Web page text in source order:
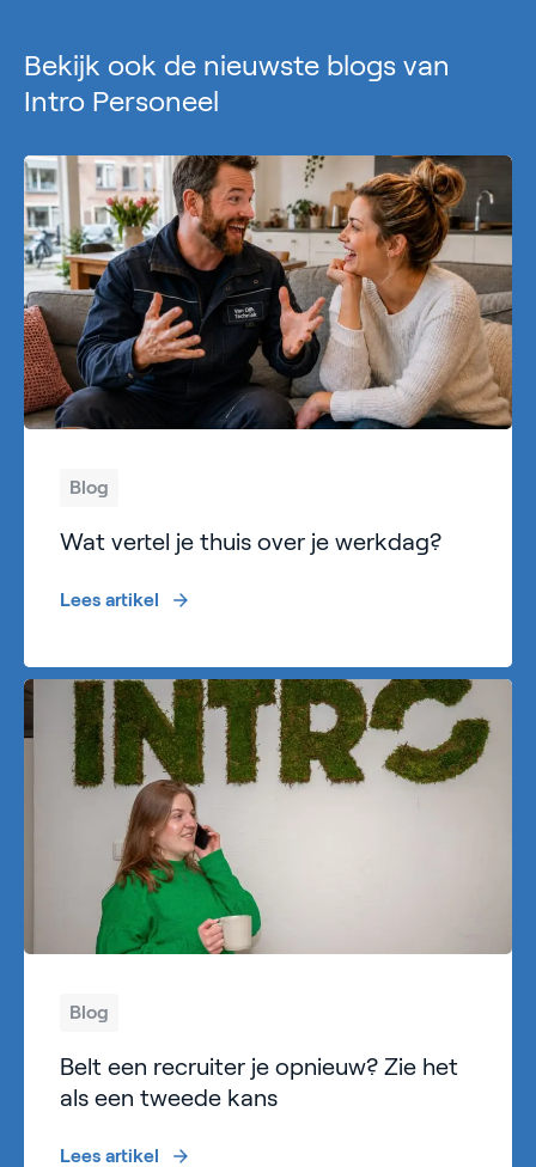
Bekijk ook de nieuwste blogs van
Intro Personeel
Blog
Wat vertel je thuis over je werkdag?
Lees artikel
Blog
Belt een recruiter je opnieuw? Zie het
als een tweede kans
Lees artikel